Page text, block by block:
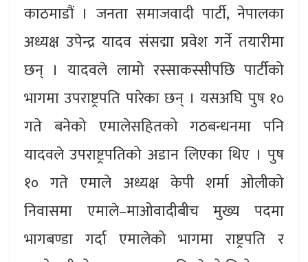
काठमाडौं । जनता समाजवादी पार्टी, नेपालका
अध्यक्ष उपेन्द्र यादव संसद्मा प्रवेश गर्ने तयारीमा
छन् । यादवले लामो रस्साकस्सीपछि पार्टीको
भागमा उपराष्ट्रपति पारेका छन् । यसअघि पुष १०
गते बनेको एमालेसहितको गठबन्धनमा पनि
यादवले उपराष्ट्रपतिको अडान लिएका थिए । पुष
१० गते एमाले अध्यक्ष केपी शर्मा ओलीको
निवासमा एमाले–माओवादीबीच मुख्य पदमा
भागबण्डा गर्दा एमालेको भागमा राष्ट्रपति र